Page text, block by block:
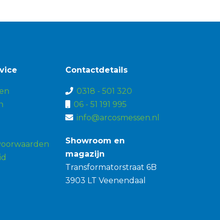
Contactdetails
0318 - 501 320
06 - 51 191 995
info@arcosmessen.nl
Showroom en
magazijn
Transformatorstraat 6B
3903 LT Veenendaal